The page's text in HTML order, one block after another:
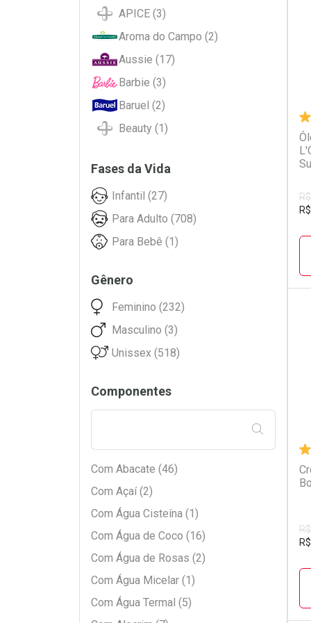
R$
R$
APICE (3)
Aroma do Campo (2)
Aussie (17)
Barbie (3)
Baruel (2)
Beauty (1)
Beleza Natural (46)
Betulla (3)
Bio Extratus (21)
Bioderm (10)
Biotropic (1)
Bozzano (1)
Cadiveu (12)
Cia Da Natureza (3)
Closeup (1)
Coala Beauty (1)
Corpo Dourado (2)
Da Magrinha (2)
DaBelle (41)
Disney (1)
Don Alcides (1)
Dove (44)
Fases da Vida
Infantil (27)
Para Adulto (708)
Para Bebê (1)
Gênero
Feminino (232)
Masculino (3)
Unissex (518)
Componentes
FILTRAR
Com Abacate (46)
Com Açaí (2)
Com Água Cisteína (1)
Com Água de Coco (16)
Com Água de Rosas (2)
Com Água Micelar (1)
Com Água Termal (5)